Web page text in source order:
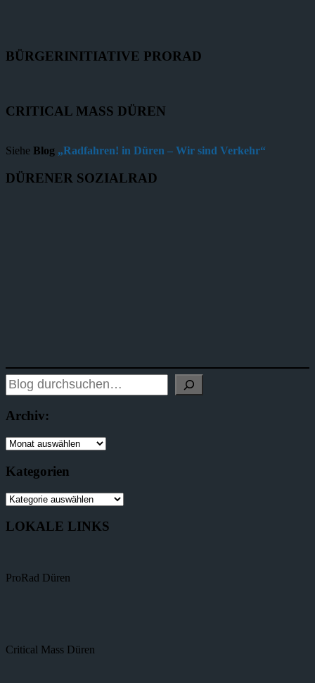
BÜRGERINITIATIVE PRORAD
CRITICAL MASS DÜREN
Siehe Blog „Radfahren! in Düren – Wir sind Verkehr“
DÜRENER SOZIALRAD
Archiv:
Kategorien
LOKALE LINKS
ProRad Düren
Critical Mass Düren